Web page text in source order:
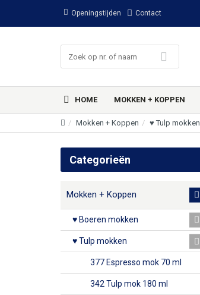
Openingstijden Contact
HOME MOKKEN + KOPPEN
Mokken + Koppen ♥ Tulp mokken
Categorieën
Mokken + Koppen
♥ Boeren mokken
♥ Tulp mokken
377 Espresso mok 70 ml
342 Tulp mok 180 ml